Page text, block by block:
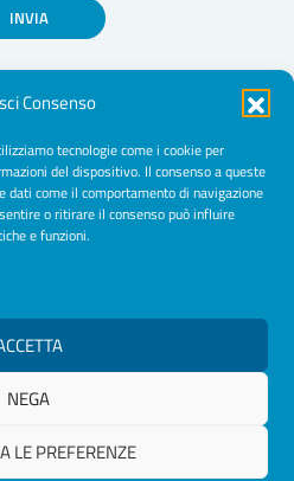
Consenso
tecnologie come i cookie per
del dispositivo. Il consenso a queste
dati come il comportamento di navigazione
o ritirare il consenso può influire
e funzioni.
NEGA
LE PREFERENZE
INVIA
Psicologi Puglia